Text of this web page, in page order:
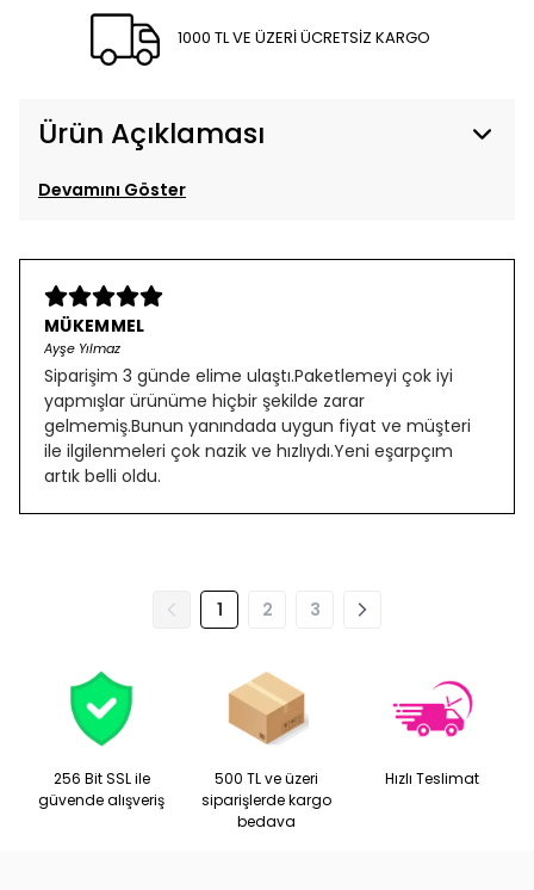
1000 TL VE ÜZERİ ÜCRETSİZ KARGO
Ürün Açıklaması
Devamını Göster
MÜKEMMEL
Ayşe Yılmaz
Siparişim 3 günde elime ulaştı.Paketlemeyi çok iyi
yapmışlar ürünüme hiçbir şekilde zarar
gelmemiş.Bunun yanındada uygun fiyat ve müşteri
ile ilgilenmeleri çok nazik ve hızlıydı.Yeni eşarpçım
artık belli oldu.
1 2 3
256 Bit SSL ile
güvende alışveriş
500 TL ve üzeri
siparişlerde kargo
bedava
Hızlı Teslimat